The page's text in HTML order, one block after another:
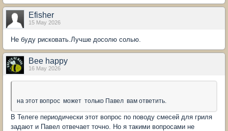
Efisher
15 May 2026
Не буду рисковать.Лучше досолю солью.
Bee happy
16 May 2026
на этот вопрос может только Павел вам ответить.
В Телеге периодически этот вопрос по поводу смесей для гриля
задают и Павел отвечает точно. Но я такими вопросами не